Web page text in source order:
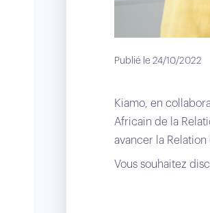
Publié le 24/10/2022
Kiamo, en
Africain de la
avancer la
Vous souhaitez